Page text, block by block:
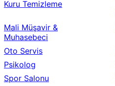
Kuru Temizleme
Mali Müşavir &
Muhasebeci
Oto Servis
Psikolog
Spor Salonu